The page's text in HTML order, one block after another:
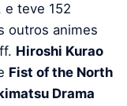
e teve 152
outros animes
Hiroshi Kurao
Fist of the North
Drama